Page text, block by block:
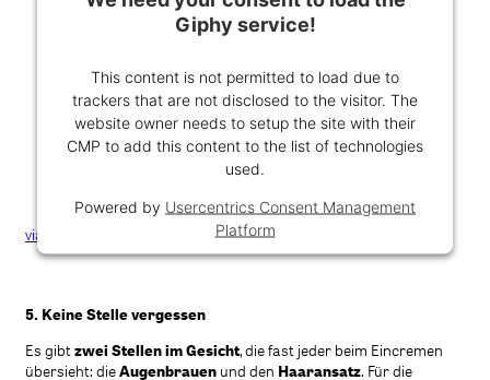
Giphy service!
This content is not permitted to load due to
trackers that are not disclosed to the visitor. The
website owner needs to setup the site with their
CMP to add this content to the list of technologies
used.
Powered by Usercentrics Consent Management
Platform
via GIPHY
5. Keine Stelle vergessen
Es gibtzwei Stellen im Gesicht, die fast jeder beim Eincremen
übersieht: dieAugenbrauen und den Haaransatz. Für die